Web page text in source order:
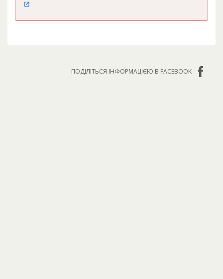
ПОДІЛІТЬСЯ ІНФОРМАЦІЄЮ В FACEBOOK